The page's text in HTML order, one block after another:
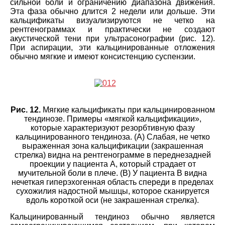
сильной боли и ограничению диапазона движения.
Эта фаза обычно длится 2 недели или дольше. Эти
кальцификаты визуализируются не четко на
рентгенограммах и практически не создают
акустической тени при ультрасонографии (рис. 12).
При аспирации, эти кальцинированные отложения
обычно мягкие и имеют консистенцию суспензии.
Рис. 12.Мягкие кальцификаты при кальцинированном
тендинозе. Примеры «мягкой кальцификации»,
которые характеризуют резорбтивную фазу
кальцинированного тендиноза. (A) Слабая, не четко
выраженная зона кальцификации (закрашенная
стрелка) видна на рентгенограмме в переднезадней
проекции у пациента А, который страдает от
мучительной боли в плече. (B) У пациента B видна
нечеткая гиперэхогенная область спереди в пределах
сухожилия надостной мышцы, которое сканируется
вдоль короткой оси (не закрашенная стрелка).
Кальцинированный тендиноз обычно является